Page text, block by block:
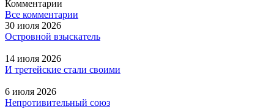
Комментарии
Все комментарии
30 июля 2026
Островной взыскатель
14 июля 2026
И третейские стали своими
6 июля 2026
Непротивительный союз